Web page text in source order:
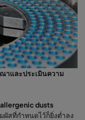
าและประเมินความ
dusts
ผัสที่กำหนดไว้ก็ยิ่งต่ำลง